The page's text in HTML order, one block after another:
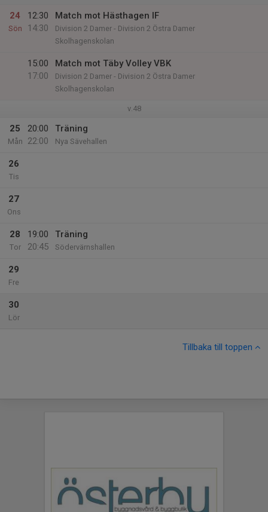
24
Sön
12:30
14:30
Match mot Hästhagen IF
Division 2 Damer - Division 2 Östra Damer
Skolhagenskolan
15:00
17:00
Match mot Täby Volley VBK
Division 2 Damer - Division 2 Östra Damer
Skolhagenskolan
v.48
25
Mån
20:00
22:00
Träning
Nya Sävehallen
26
Tis
27
Ons
28
Tor
19:00
20:45
Träning
Södervärnshallen
29
Fre
30
Lör
Tillbaka till toppen